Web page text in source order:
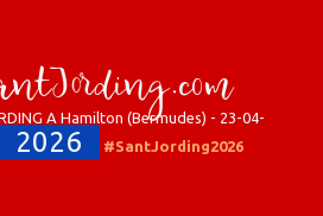
A Hamilton (Bermudes) - 23-04-
2026 #SantJording2026